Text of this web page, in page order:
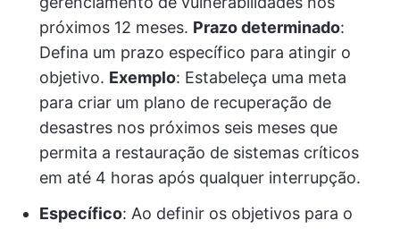
próximos 12 meses. Prazo determinado:
Defina um prazo específico para atingir o
objetivo. Exemplo: Estabeleça uma meta
para criar um plano de recuperação de
desastres nos próximos seis meses que
permita a restauração de sistemas críticos
em até 4 horas após qualquer interrupção.
Específico: Ao definir os objetivos para o